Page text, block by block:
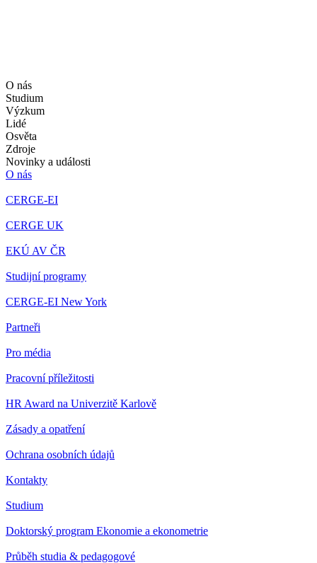
O nás
Studium
Výzkum
Lidé
Osvěta
Zdroje
Novinky a události
O nás
CERGE-EI
CERGE UK
EKÚ AV ČR
Studijní programy
CERGE-EI New York
Partneři
Pro média
Pracovní příležitosti
HR Award na Univerzitě Karlově
Zásady a opatření
Ochrana osobních údajů
Kontakty
Studium
Doktorský program Ekonomie a ekonometrie
Průběh studia & pedagogové